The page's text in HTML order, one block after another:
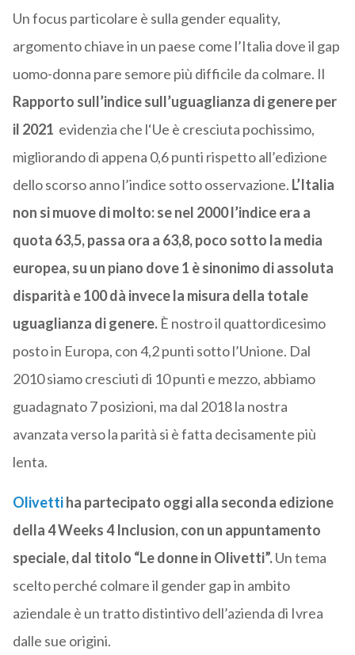
Un focus particolare è sulla gender equality,
argomento chiave in un paese come l’Italia dove il gap
uomo-donna pare semore più difficile da colmare. Il
Rapporto sull’indice sull’uguaglianza di genere per
il 2021 evidenzia che l‘Ue è cresciuta pochissimo,
migliorando di appena 0,6 punti rispetto all’edizione
dello scorso anno l’indice sotto osservazione. L’Italia
non si muove di molto: se nel 2000 l’indice era a
quota 63,5, passa ora a 63,8, poco sotto la media
europea, su un piano dove 1 è sinonimo di assoluta
disparità e 100 dà invece la misura della totale
uguaglianza di genere.È nostro il quattordicesimo
posto in Europa, con 4,2 punti sotto l’Unione. Dal
2010 siamo cresciuti di 10 punti e mezzo, abbiamo
guadagnato 7 posizioni, ma dal 2018 la nostra
avanzata verso la parità si è fatta decisamente più
lenta.
Olivettiha partecipato oggi alla seconda edizione
della 4 Weeks 4 Inclusion, con un appuntamento
speciale, dal titolo “Le donne in Olivetti”.Un tema
scelto perché colmare il gender gap in ambito
aziendale è un tratto distintivo dell’azienda di Ivrea
dalle sue origini.